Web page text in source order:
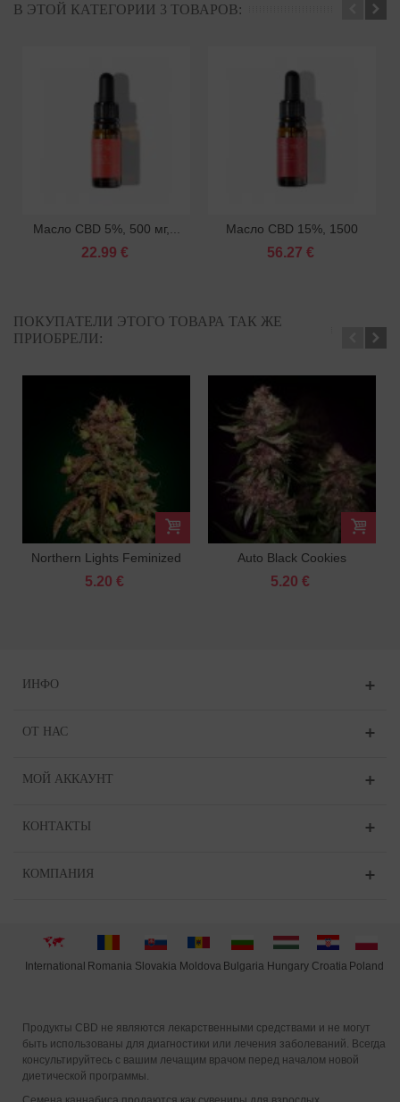
В ЭТОЙ КАТЕГОРИИ 3 ТОВАРОВ:
Масло CBD 5%, 500 мг,...
22.99 €
Масло CBD 15%, 1500
мг,...
56.27 €
ПОКУПАТЕЛИ ЭТОГО ТОВАРА ТАК ЖЕ
ПРИОБРЕЛИ:
Northern Lights Feminized
5.20 €
Auto Black Cookies
Feminized
5.20 €
ИНФО
ОТ НАС
МОЙ АККАУНТ
КОНТАКТЫ
КОМПАНИЯ
International Romania Slovakia Moldova Bulgaria Hungary Croatia Poland
Продукты CBD не являются лекарственными средствами и не могут
быть использованы для диагностики или лечения заболеваний. Всегда
консультируйтесь с вашим лечащим врачом перед началом новой
диетической программы.